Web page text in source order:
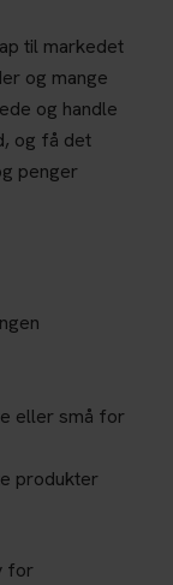
til markedet
og mange
og handle
og få det
penger
eller små for
produkter
for